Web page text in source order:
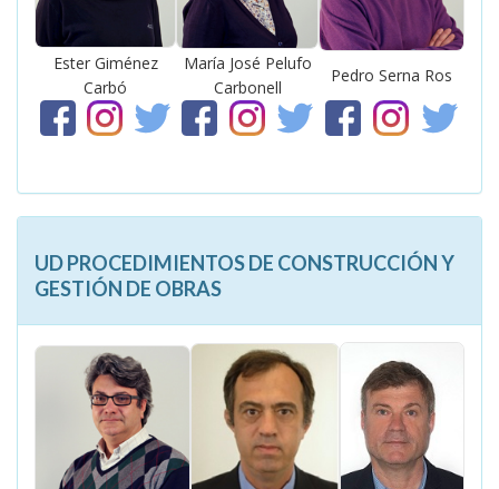
Ester Giménez
Carbó
María José Pelufo
Carbonell
Pedro Serna Ros
UD PROCEDIMIENTOS DE CONSTRUCCIÓN Y
GESTIÓN DE OBRAS